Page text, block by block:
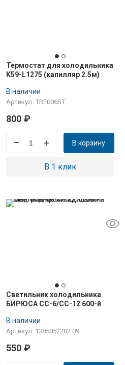
Термостат для холодильника
K59-L1275 (капилляр 2.5м)
В наличии
Артикул: TRF006ST
800 ₽
– + В корзину
В 1 клик
Светильник холодильника
БИРЮСА СС-6/СС-12 600-й
В наличии
Артикул: 1385052202 09
550 ₽